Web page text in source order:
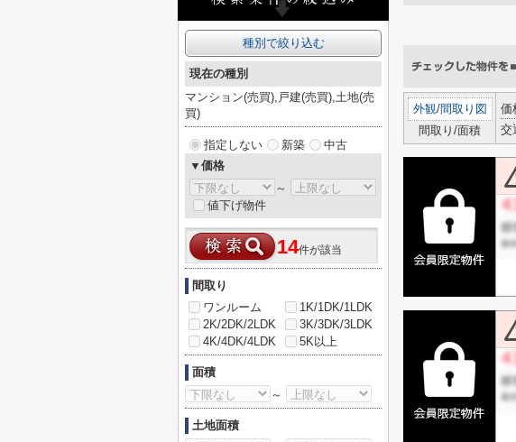
外観/間取り図
間取り/面積
価
交
種別で絞り込む
現在の種別
マンション(売買),戸建(売買),土地(売
買)
指定しない 新築
中古
▼価格
～
値下げ物件
14件が該当
間取り
ワンルーム
1K/1DK/1LDK
2K/2DK/2LDK
3K/3DK/3LDK
4K/4DK/4LDK
5K以上
面積
～
土地面積